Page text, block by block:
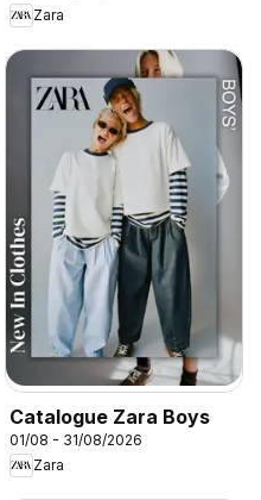
Zara
Catalogue Zara Boys
01/08 - 31/08/2026
Zara